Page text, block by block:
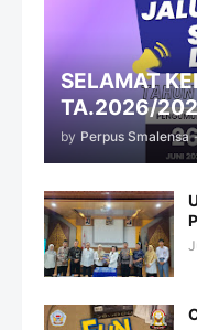
SELAMAT
TA.2026/
by Perpus Smalensa